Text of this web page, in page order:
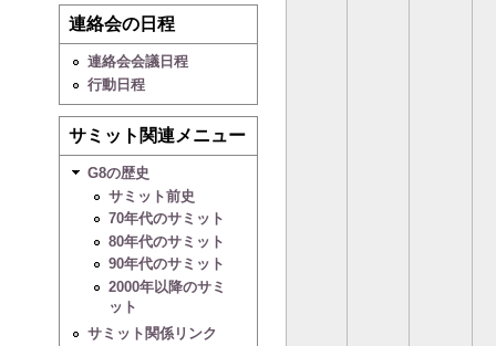
連絡会の日程
連絡会会議日程
行動日程
サミット関連メニュー
G8の歴史
サミット前史
70年代のサミット
80年代のサミット
90年代のサミット
2000年以降のサミ
ット
サミット関係リンク